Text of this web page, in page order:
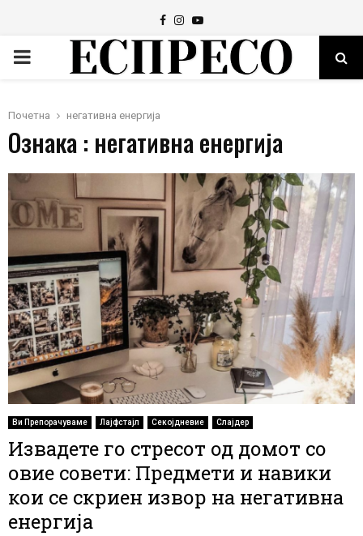
Facebook
Instagram
Youtube
PRIMARY
Почетна негативна енергија
Ознака : негативна енергија
Ви Препорачуваме Лајфстајл Секојдневие Слајдер
Извадете го стресот од домот со
овие совети: Предмети и навики
кои се скриен извор на негативна
енергија